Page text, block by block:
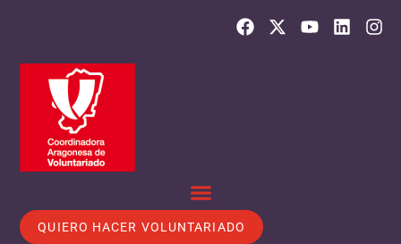
QUIERO HACER VOLUNTARIADO